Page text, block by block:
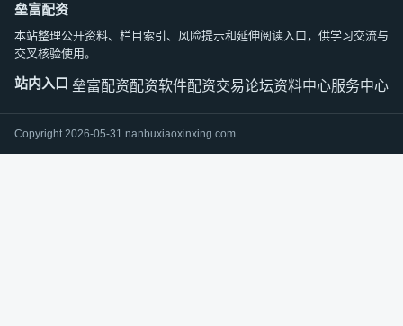
垒富配资
本站整理公开资料、栏目索引、风险提示和延伸阅读入口，供学习交流与
交叉核验使用。
站内入口 垒富配资配资软件配资交易论坛资料中心服务中心
Copyright 2026-05-31 nanbuxiaoxinxing.com